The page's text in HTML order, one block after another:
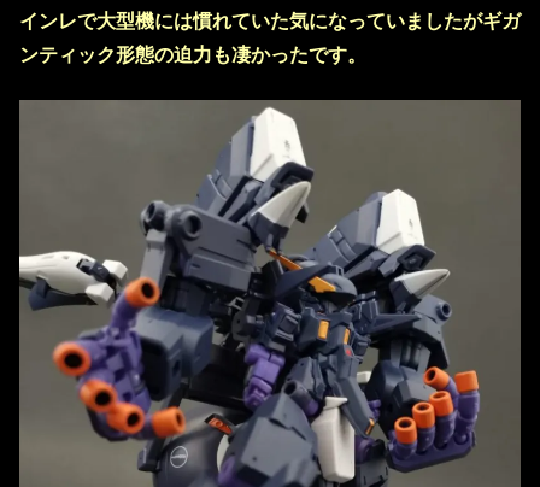
インレで大型機には慣れていた気になっていましたがギガ
ンティック形態の迫力も凄かったです。